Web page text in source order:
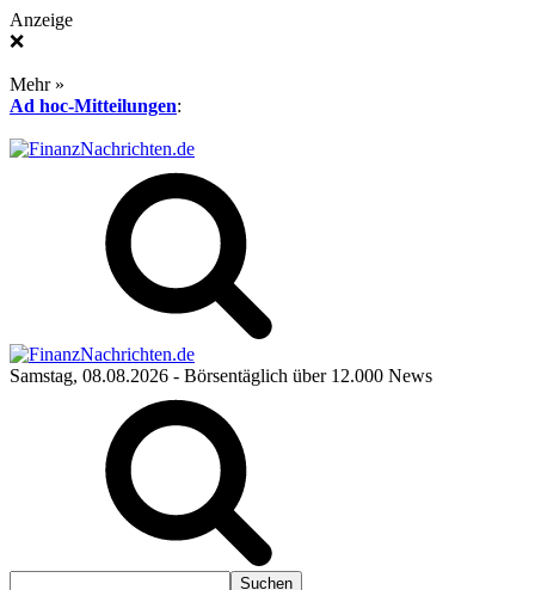
Anzeige
❌
Mehr »
Ad hoc-Mitteilungen:
Samstag, 08.08.2026 - Börsentäglich über 12.000 News